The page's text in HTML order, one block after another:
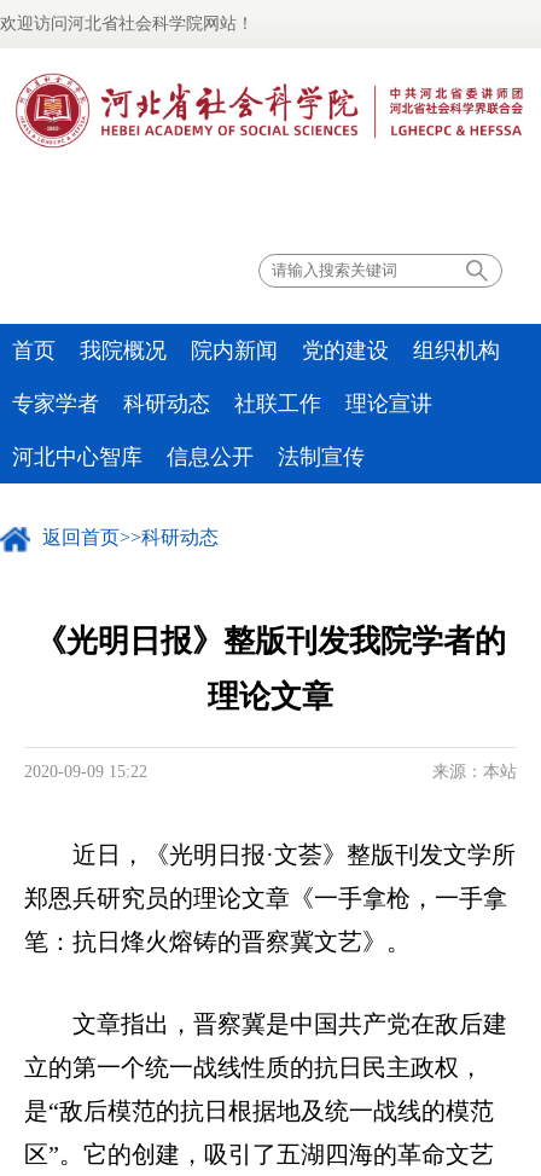
欢迎访问河北省社会科学院网站！
首页 我院概况 院内新闻 党的建设 组织机构
专家学者 科研动态 社联工作 理论宣讲
河北中心智库 信息公开 法制宣传
返回首页>>科研动态
《光明日报》整版刊发我院学者的
理论文章
2020-09-09 15:22 来源：本站
近日，《光明日报·文荟》整版刊发文学所
郑恩兵研究员的理论文章《一手拿枪，一手拿
笔：抗日烽火熔铸的晋察冀文艺》。
文章指出，晋察冀是中国共产党在敌后建
立的第一个统一战线性质的抗日民主政权，
是“敌后模范的抗日根据地及统一战线的模范
区”。它的创建，吸引了五湖四海的革命文艺